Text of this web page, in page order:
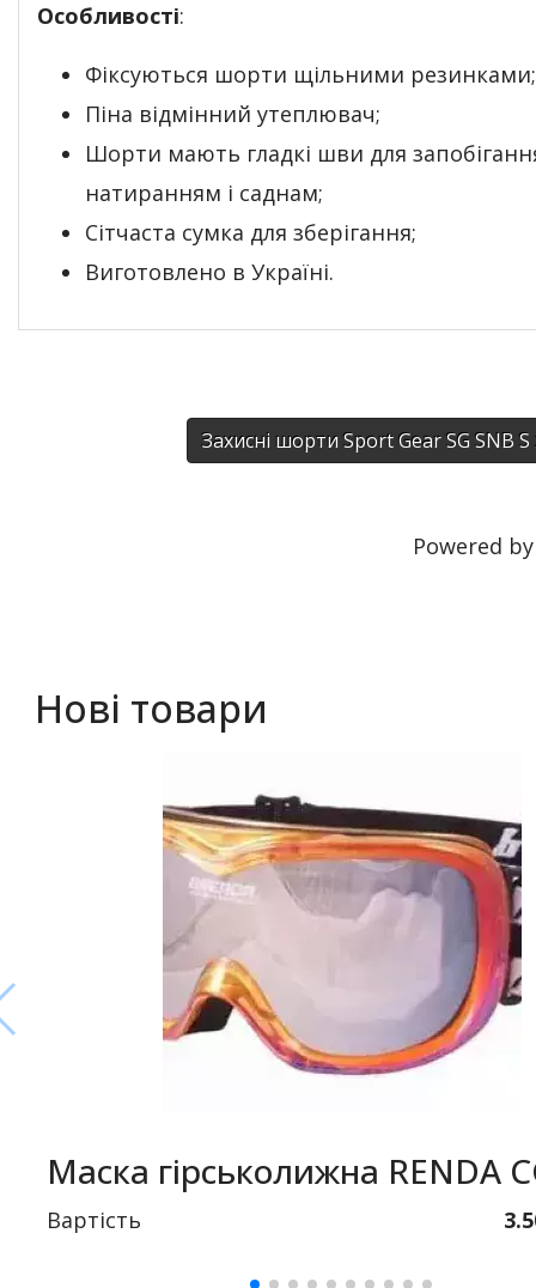
Особливості:
Фіксуються шорти щільними резинками;
Піна відмінний утеплювач;
Шорти мають гладкі шви для
натиранням і саднам;
Сітчаста сумка для зберігання;
Виготовлено в Україні.
Захисні шорти Sport Gear SG SNB
Powered
Нові товари
Маска гірськолижна RENDA
Вартість